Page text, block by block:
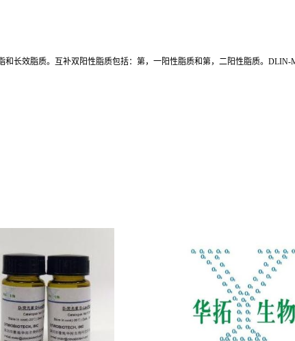
长效脂质。互补双阳性脂质包括：第，一阳性脂质和第，二阳性脂质。